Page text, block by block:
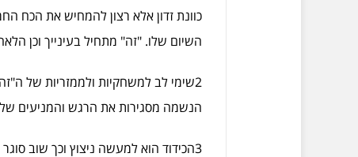
כוונת זדון אלא רצון להמחיש את
השיום שלו. "זה" מתחיל בעינייך וכן
2שימי לב למשחקיות ולממזריות של
הנשמה מסגירות את הרגש והמניעים
3הכידוד הוא למעשה ניצוץ וכך שוב